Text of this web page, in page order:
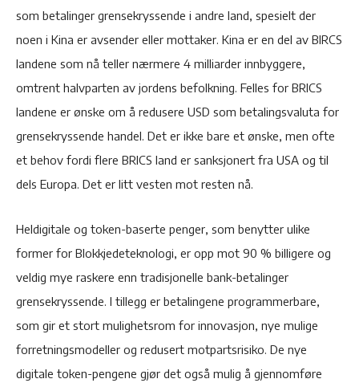
som betalinger grensekryssende i andre land, spesielt der
noen i Kina er avsender eller mottaker. Kina er en del av BIRCS
landene som nå teller nærmere 4 milliarder innbyggere,
omtrent halvparten av jordens befolkning. Felles for BRICS
landene er ønske om å redusere USD som betalingsvaluta for
grensekryssende handel. Det er ikke bare et ønske, men ofte
et behov fordi flere BRICS land er sanksjonert fra USA og til
dels Europa. Det er litt vesten mot resten nå.
Heldigitale og token-baserte penger, som benytter ulike
former for Blokkjedeteknologi, er opp mot 90 % billigere og
veldig mye raskere enn tradisjonelle bank-betalinger
grensekryssende. I tillegg er betalingene programmerbare,
som gir et stort mulighetsrom for innovasjon, nye mulige
forretningsmodeller og redusert motpartsrisiko. De nye
digitale token-pengene gjør det også mulig å gjennomføre